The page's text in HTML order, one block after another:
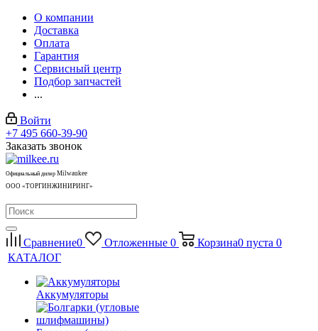
О компании
Доставка
Оплата
Гарантия
Сервисный центр
Подбор запчастей
...
Войти
+7 495 660-39-90
Заказать звонок
Официальный дилер Milwaukee
ООО «ТОРГИНЖИНИРИНГ»
Сравнение0 Отложенные 0 Корзина0 пуста 0
КАТАЛОГ
Аккумуляторы